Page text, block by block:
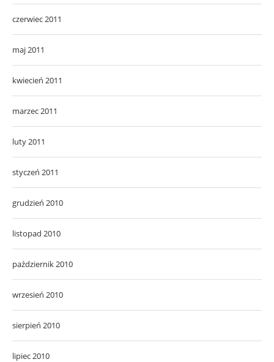
czerwiec 2011
maj 2011
kwiecień 2011
marzec 2011
luty 2011
styczeń 2011
grudzień 2010
listopad 2010
październik 2010
wrzesień 2010
sierpień 2010
lipiec 2010